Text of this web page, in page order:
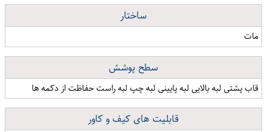
ساختار
مات
سطح پوشش
قاب پشتی لبه بالایی لبه پایینی لبه چپ لبه راست حفاظت از دکمه ها
قابلیت های کیف و کاور